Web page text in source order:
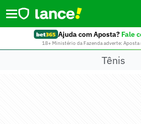
Ajuda com Aposta? Fale
18+ Ministério da Fazenda adverte:
Tênis